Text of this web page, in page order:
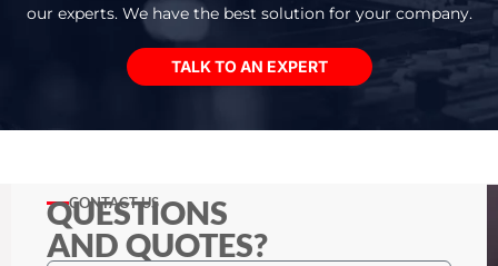
our experts. We have the best solution for your company.
TALK TO AN EXPERT
CONTACT US
QUESTIONS
AND QUOTES?